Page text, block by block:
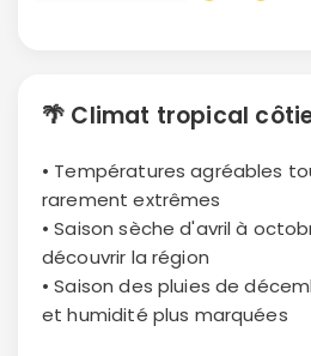
🌴 Climat tropical
• Températures agréables
rarement extrêmes
• Saison sèche d'avril à
découvrir la région
• Saison des pluies de
et humidité plus marquées